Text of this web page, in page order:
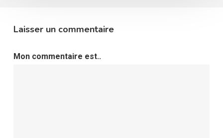
Laisser un commentaire
Mon commentaire est..